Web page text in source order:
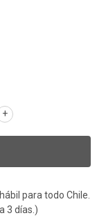
+
para todo Chile.
3 días.)